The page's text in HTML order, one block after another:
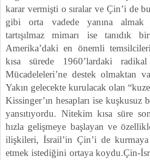
karar vermişti o sıralar ve Çin’i de
gibi orta vadede yanına almak
tartışılmaz mimarı ise
Amerika’daki en önemli
kısa sürede 1960’lardaki
Mücadeleleri’ne destek olmaktan
Yakın gelecekte kurulacak olan
Kissinger’ın hesapları ise kuşkusuz
yansıtıyordu. Nitekim kısa süre
hızla gelişmeye başlayan ve
ilişkileri, İsrail’in Çin’i de kurmaya
etmek istediğini ortaya koydu.Çin-